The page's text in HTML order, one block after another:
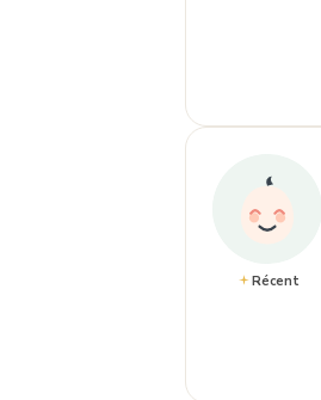
Récent